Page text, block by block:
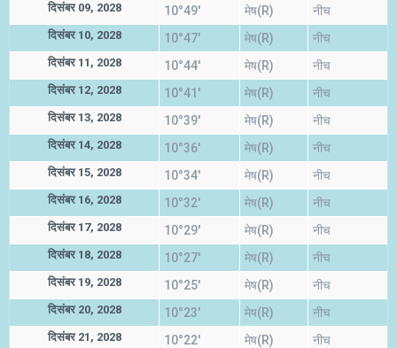
दिसंबर 09, 2028 10°49' मेष(R) नीच
दिसंबर 10, 2028 10°47' मेष(R) नीच
दिसंबर 11, 2028 10°44' मेष(R) नीच
दिसंबर 12, 2028 10°41' मेष(R) नीच
दिसंबर 13, 2028 10°39' मेष(R) नीच
दिसंबर 14, 2028 10°36' मेष(R) नीच
दिसंबर 15, 2028 10°34' मेष(R) नीच
दिसंबर 16, 2028 10°32' मेष(R) नीच
दिसंबर 17, 2028 10°29' मेष(R) नीच
दिसंबर 18, 2028 10°27' मेष(R) नीच
दिसंबर 19, 2028 10°25' मेष(R) नीच
दिसंबर 20, 2028 10°23' मेष(R) नीच
दिसंबर 21, 2028 10°22' मेष(R) नीच